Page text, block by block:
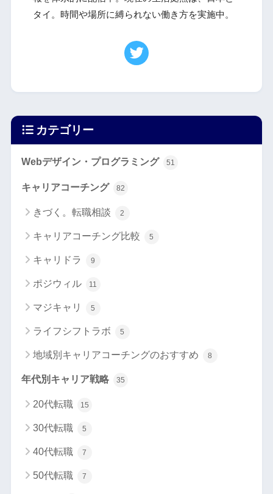
タイ。時間や場所に縛られない働き方を実施中。
カテゴリー
Webデザイン・プログラミング 51
キャリアコーチング 82
きづく。転職相談 2
キャリアコーチング比較 5
キャリドラ 9
ポジウィル 11
マジキャリ 5
ライフシフトラボ 5
地域別キャリアコーチングのおすすめ 8
年代別キャリア戦略 35
20代転職 15
30代転職 5
40代転職 7
50代転職 7